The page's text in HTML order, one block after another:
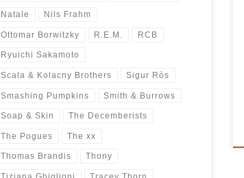
Natale Nils Frahm
Ottomar Borwitzky R.E.M. RCB
Ryuichi Sakamoto
Scala & Kolacny Brothers Sigur Ròs
Smashing Pumpkins Smith & Burrows
Soap & Skin The Decemberists
The Pogues The xx
Thomas Brandis Thony